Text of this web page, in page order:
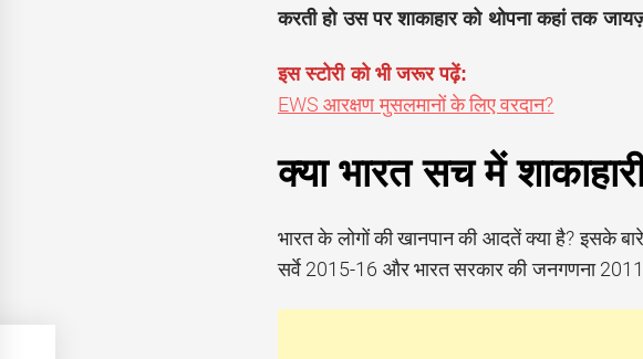
करती हो उस पर शाकाहार को थोपना कहां तक
इस स्टोरी को भी जरूर पढ़ें:
EWS आरक्षण मुसलमानों के लिए वरदान?
क्या भारत सच में
भारत के लोगों की खानपान की आदतें क्या है? इसके
सर्वे 2015-16 और भारत सरकार की जनगणना